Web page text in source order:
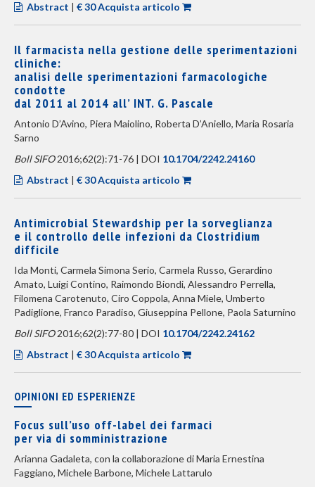
Abstract | € 30 Acquista articolo
Il farmacista nella gestione delle sperimentazioni
cliniche:
analisi delle sperimentazioni farmacologiche
condotte
dal 2011 al 2014 all’ INT. G. Pascale
Antonio D’Avino, Piera Maiolino, Roberta D’Aniello, Maria Rosaria
Sarno
Boll SIFO2016;62(2):71-76 | DOI 10.1704/2242.24160
Abstract | € 30 Acquista articolo
Antimicrobial Stewardship per la sorveglianza
e il controllo delle infezioni da Clostridium
difficile
Ida Monti, Carmela Simona Serio, Carmela Russo, Gerardino
Amato, Luigi Contino, Raimondo Biondi, Alessandro Perrella,
Filomena Carotenuto, Ciro Coppola, Anna Miele, Umberto
Padiglione, Franco Paradiso, Giuseppina Pellone, Paola Saturnino
Boll SIFO2016;62(2):77-80 | DOI 10.1704/2242.24162
Abstract | € 30 Acquista articolo
OPINIONI ED ESPERIENZE
Focus sull’uso off-label dei farmaci
per via di somministrazione
Arianna Gadaleta, con la collaborazione di Maria Ernestina
Faggiano, Michele Barbone, Michele Lattarulo